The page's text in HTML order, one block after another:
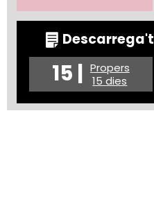
15 | Propers
15 dies